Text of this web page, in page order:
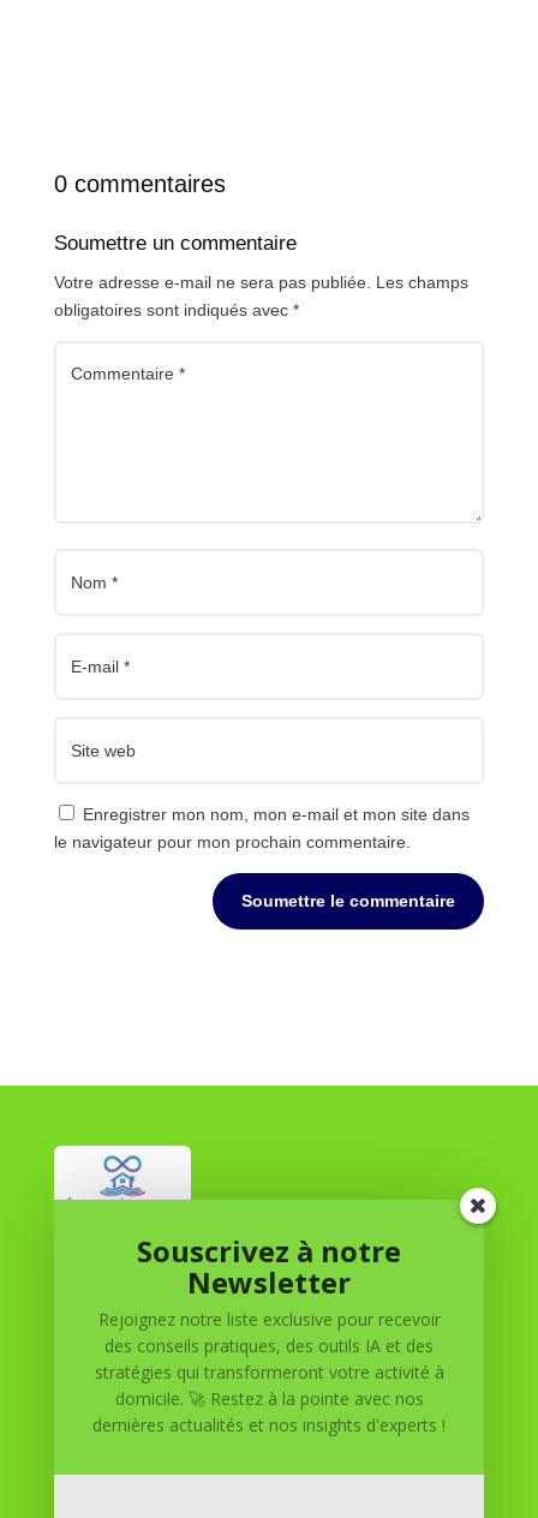
0 commentaires
Soumettre un commentaire
Votre adresse e-mail ne sera pas publiée. Les champs
obligatoires sont indiqués avec *
Enregistrer mon nom, mon e-mail et mon site dans
le navigateur pour mon prochain commentaire.
Soumettre le commentaire
Réussite à Domicile
Réussite à Domicile est votre partenaire de confiance
pour atteindre vos objectifs depuis le confort de votre
maison. Nous offrons des solutions personnalisées pour
vous aider à réussir.
Souscrivez à notre
Newsletter
Rejoignez notre liste exclusive pour recevoir
des conseils pratiques, des outils IA et des
stratégies qui transformeront votre activité à
domicile. 🚀 Restez à la pointe avec nos
dernières actualités et nos insights d'experts !